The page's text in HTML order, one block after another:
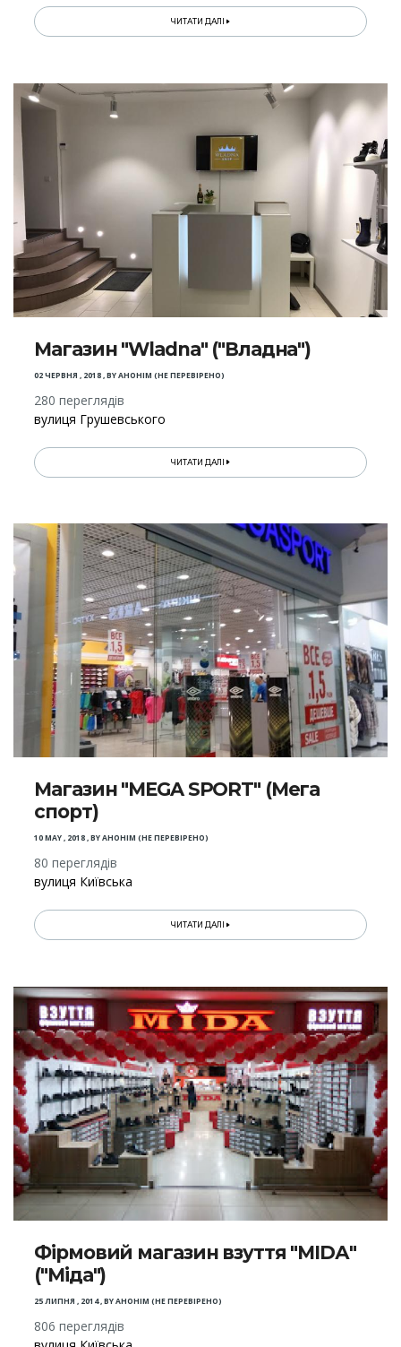
ЧИТАТИ ДАЛІ
Магазин "Wladna" ("Владна")
02 ЧЕРВНЯ , 2018,BYАНОНІМ (НЕ ПЕРЕВІРЕНО)
280 переглядів
вулиця Грушевського
ЧИТАТИ ДАЛІ
Магазин "MEGA SPORT" (Мега
спорт)
10 MAY , 2018,BYАНОНІМ (НЕ ПЕРЕВІРЕНО)
80 переглядів
вулиця Київська
ЧИТАТИ ДАЛІ
Фірмовий магазин взуття "МІDА"
("Міда")
25 ЛИПНЯ , 2014,BYАНОНІМ (НЕ ПЕРЕВІРЕНО)
806 переглядів